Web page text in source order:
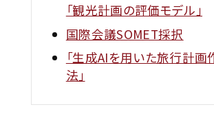
「観光計画の評価モデル」
国際会議SOMET採択
「生成AIを用いた旅行計画
法」